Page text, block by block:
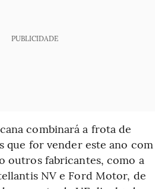
PUBLICIDADE
combinará a frota de
que for vender este ano com
outros fabricantes, como a
NV e Ford Motor, de